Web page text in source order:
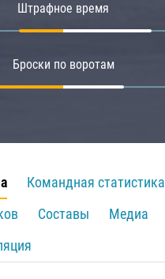
Штрафное время
Броски по воротам
Командная статистика
Составы
Медиа